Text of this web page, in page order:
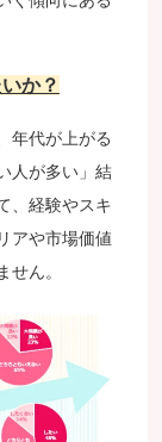
か？
年代が上がる
人が多い」結
、経験やスキ
アや市場価値
せん。